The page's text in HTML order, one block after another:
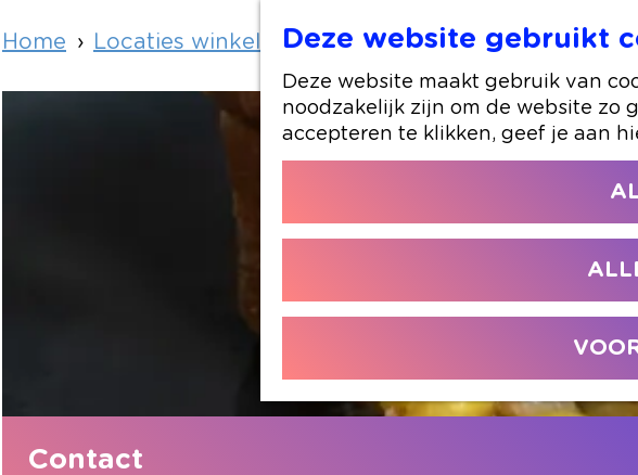
Deze website gebruikt
Deze website maakt gebruik van
noodzakelijk zijn om de website zo
accepteren te klikken, geef je aan
Home Locaties winkelen Brasserie Buuren
Contact